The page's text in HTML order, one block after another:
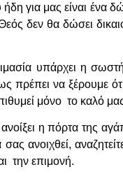
για μας είναι ένα
δεν θα δώσει
υπάρχει η
πρέπει να ξέρουμε
μόνο το καλό
η πόρτα της
ανοιχθεί,
την επιμονή.